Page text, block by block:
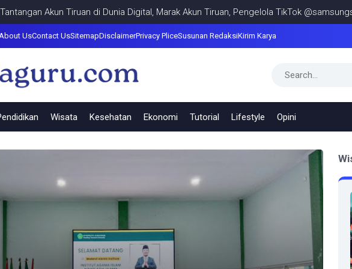
Tiruan di Dunia Digital, Marak Akun Tiruan, Pengelola TikTok @samsungstore.ta
UsContact UsSitemapDisclaimerPrivacy PliceSusunan RedaksiKirim Karya
Wisata Kesehatan Ekonomi Tutorial Lifestyle Opini